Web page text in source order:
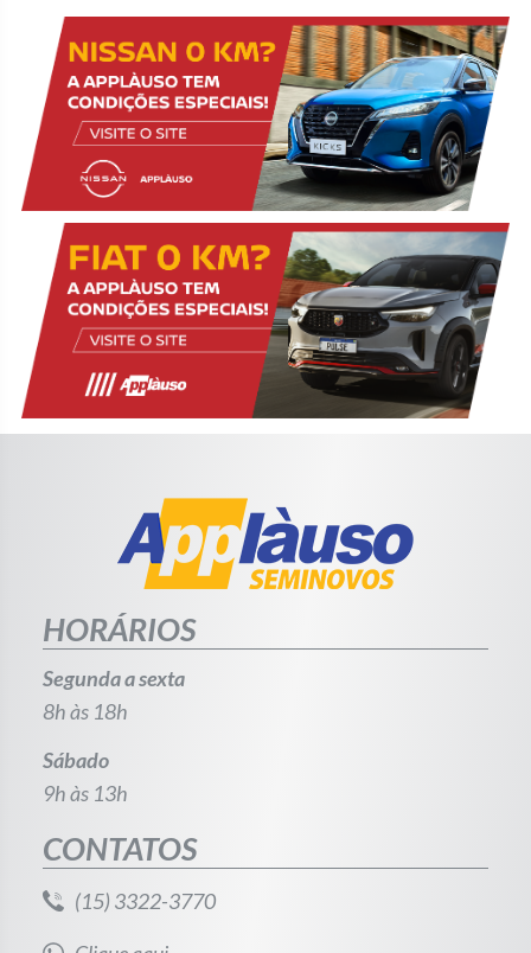
HORÁRIOS
Segunda a sexta
8h às 18h
Sábado
9h às 13h
CONTATOS
(15) 3322-3770